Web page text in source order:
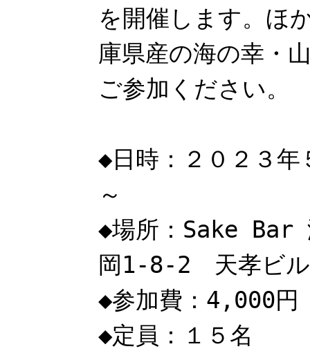
を開催します。ほ
庫県産の海の幸・
ご参加ください。
◆日時：２０２３
～
◆場所：Sake Bar
岡1-8-2 天孝ビ
◆参加費：4,000円
◆定員：１５名